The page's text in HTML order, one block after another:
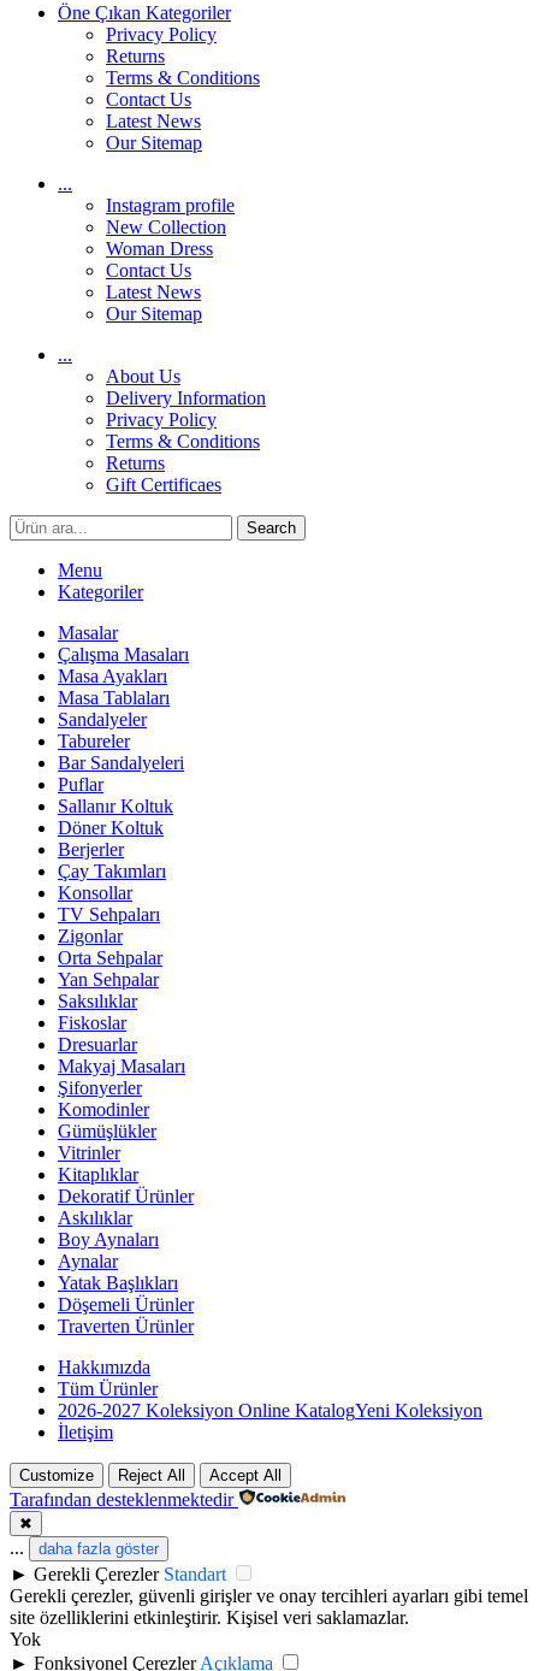
Öne Çıkan Kategoriler
Privacy Policy
Returns
Terms & Conditions
Contact Us
Latest News
Our Sitemap
...
Instagram profile
New Collection
Woman Dress
Contact Us
Latest News
Our Sitemap
...
About Us
Delivery Information
Privacy Policy
Terms & Conditions
Returns
Gift Certificaes
Search
Menu
Kategoriler
Masalar
Çalışma Masaları
Masa Ayakları
Masa Tablaları
Sandalyeler
Tabureler
Bar Sandalyeleri
Puflar
Sallanır Koltuk
Döner Koltuk
Berjerler
Çay Takımları
Konsollar
TV Sehpaları
Zigonlar
Orta Sehpalar
Yan Sehpalar
Saksılıklar
Fiskoslar
Dresuarlar
Makyaj Masaları
Şifonyerler
Komodinler
Gümüşlükler
Vitrinler
Kitaplıklar
Dekoratif Ürünler
Askılıklar
Boy Aynaları
Aynalar
Yatak Başlıkları
Döşemeli Ürünler
Traverten Ürünler
Hakkımızda
Tüm Ürünler
2026-2027 Koleksiyon Online KatalogYeni Koleksiyon
İletişim
Customize Reject All Accept All
Tarafından desteklenmektedir
✖
... daha fazla göster
► Gerekli Çerezler Standart
Gerekli çerezler, güvenli girişler ve onay tercihleri ayarları gibi temel
site özelliklerini etkinleştirir. Kişisel veri saklamazlar.
Yok
► Fonksiyonel Çerezler Açıklama